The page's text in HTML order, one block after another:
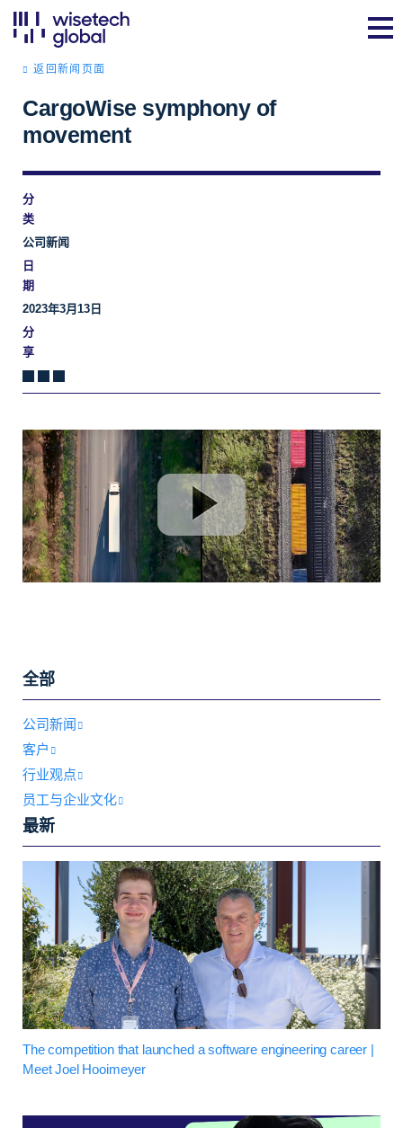
返回新闻页面
CargoWise symphony of
movement
分
类
公司新闻
日
期
2023年3月13日
分
享
全部
公司新闻
客户
行业观点
员工与企业文化
最新
The competition that launched a software engineering career |
Meet Joel Hooimeyer